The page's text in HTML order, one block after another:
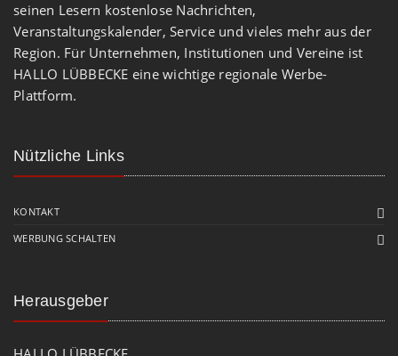
seinen Lesern kostenlose Nachrichten,
Veranstaltungskalender, Service und vieles mehr aus der
Region. Für Unternehmen, Institutionen und Vereine ist
HALLO LÜBBECKE eine wichtige regionale Werbe-
Plattform.
Nützliche Links
KONTAKT
WERBUNG SCHALTEN
Herausgeber